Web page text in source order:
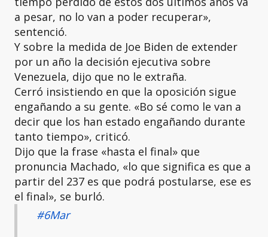
a pesar, no lo van a poder recuperar»,
sentenció.
Y sobre la medida de Joe Biden de extender
por un año la decisión ejecutiva sobre
Venezuela, dijo que no le extraña.
Cerró insistiendo en que la oposición sigue
engañando a su gente. «Bo sé como le van a
decir que los han estado engañando durante
tanto tiempo», criticó.
Dijo que la frase «hasta el final» que
pronuncia Machado, «lo que significa es que a
partir del 237 es que podrá postularse, ese es
el final», se burló.
#6Mar